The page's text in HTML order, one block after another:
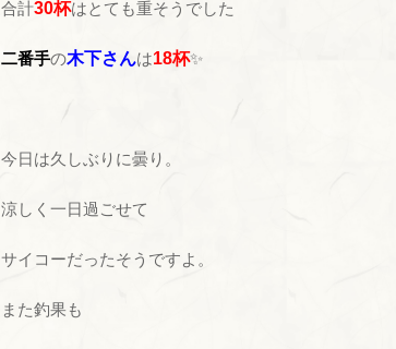
合計30杯はとても重そうでした
二番手の木下さんは18杯✨
今日は久しぶりに曇り。
涼しく一日過ごせて
サイコーだったそうですよ。
また釣果も